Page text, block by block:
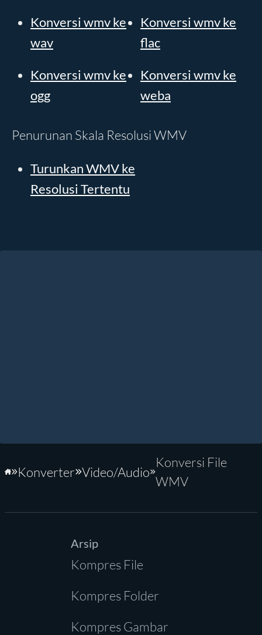
Konversi wmv ke
wav
Konversi wmv ke
flac
Konversi wmv ke
ogg
Konversi wmv ke
weba
Penurunan Skala Resolusi WMV
Turunkan WMV ke
Resolusi Tertentu
Beranda
Konverter Video/Audio
Konversi File
WMV
Arsip
Kompres File
Kompres Folder
Kompres Gambar